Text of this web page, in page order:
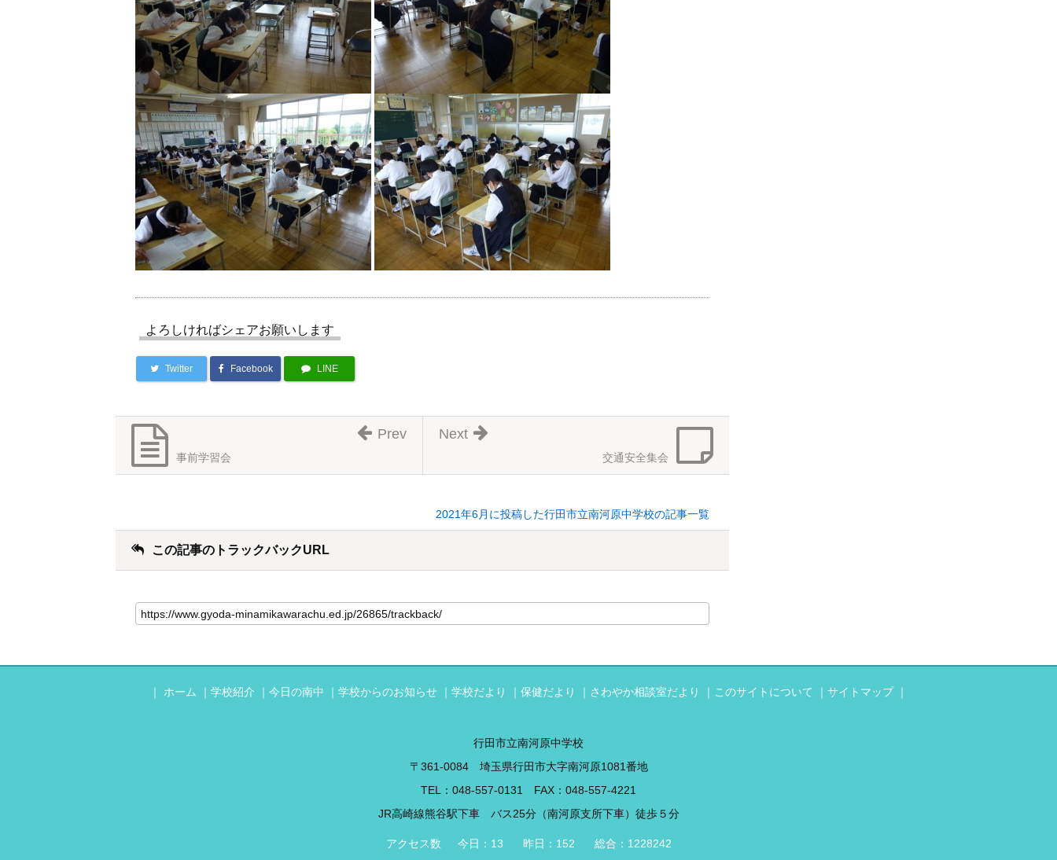
よろしければシェアお願いします
Twitter Facebook LINE
交通安全集会
Next
事前学習会
Prev
2021年6月に投稿した行田市立南河原中学校の記事一覧
この記事のトラックバックURL
ホーム 学校紹介 今日の南中 学校からのお知らせ 学校だより 保健だより さわやか相談室だより このサイトについて サイトマップ
行田市立南河原中学校
〒361-0084 埼玉県行田市大字南河原1081番地
TEL： 048-557-0131
FAX：048-557-4221
JR高崎線熊谷駅下車 バス25分（南河原支所下車）徒歩５分